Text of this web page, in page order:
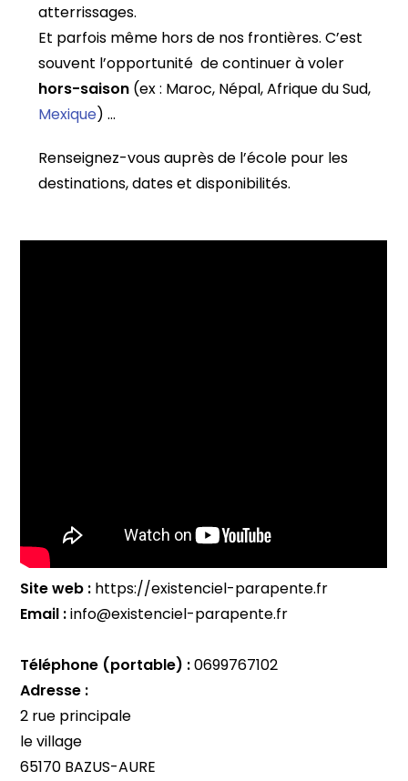
atterrissages.
Et parfois même hors de nos frontières. C’est
souvent l’opportunité de continuer à voler
hors-saison (ex : Maroc, Népal, Afrique du Sud,
Mexique) …
Renseignez-vous auprès de l’école pour les
destinations, dates et disponibilités.
Site web : https://existenciel-parapente.fr
Email :info@existenciel-parapente.fr
Téléphone (portable) :0699767102
Adresse :
2 rue principale
le village
65170 BAZUS-AURE